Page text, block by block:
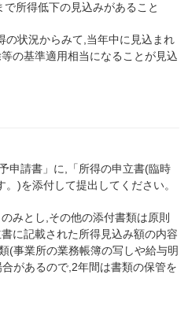
所得低下の見込みがあること
の状況からみて,当年中に見込まれ
の基準適用相当になることが見込
申請書」に,「所得の申立書(臨時
)を添付して提出してください。
みとし,その他の添付書類は原則
に記載された所得見込み額の内容
(事業所の業務帳簿の写しや給与明
があるので,2年間は書類の保管を